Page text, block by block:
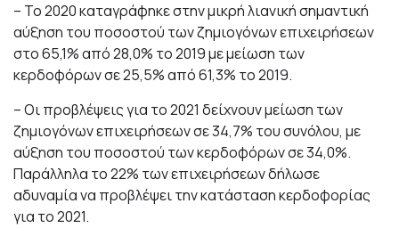
– Το 2020 καταγράφηκε στην μικρή λιανική σημαντική
αύξηση του ποσοστού των ζημιογόνων επιχειρήσεων
στο 65,1% από 28,0% το 2019 με μείωση των
κερδοφόρων σε 25,5% από 61,3% το 2019.
– Οι προβλέψεις για το 2021 δείχνουν μείωση των
ζημιογόνων επιχειρήσεων σε 34,7% του συνόλου, με
αύξηση του ποσοστού των κερδοφόρων σε 34,0%.
Παράλληλα το 22% των επιχειρήσεων δήλωσε
αδυναμία να προβλέψει την κατάσταση κερδοφορίας
για το 2021.